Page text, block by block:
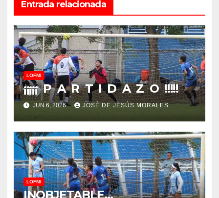
Entrada relacionada
LOFMI
¡¡¡¡¡ P A R T I D A Z O !!!!!
JUN 6, 2026 JOSÉ DE JESÚS MORALES
LOFMI
INOBJETABLE…